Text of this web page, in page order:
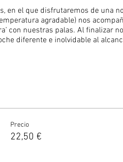
en el que disfrutaremos de una
agradable) nos
con nuestras palas. Al finalizar
diferente e inolvidable al
(debes indicarnos que grupo
Precio
22,50 €